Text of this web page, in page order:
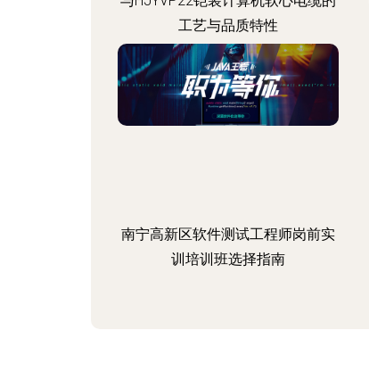
工艺与品质特性
南宁高新区软件测试工程师岗前实
训培训班选择指南